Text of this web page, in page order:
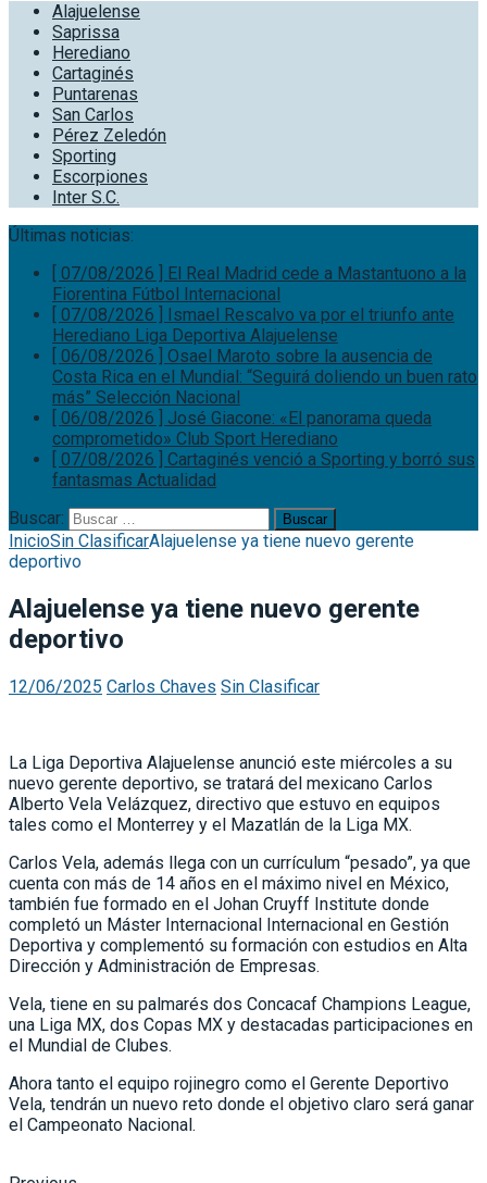
Alajuelense
Saprissa
Herediano
Cartaginés
Puntarenas
San Carlos
Pérez Zeledón
Sporting
Escorpiones
Inter S.C.
Últimas noticias:
[ 07/08/2026 ] El Real Madrid cede a Mastantuono a la
Fiorentina Fútbol Internacional
[ 07/08/2026 ] Ismael Rescalvo va por el triunfo ante
Herediano Liga Deportiva Alajuelense
[ 06/08/2026 ] Osael Maroto sobre la ausencia de
Costa Rica en el Mundial: “Seguirá doliendo un buen rato
más” Selección Nacional
[ 06/08/2026 ] José Giacone: «El panorama queda
comprometido» Club Sport Herediano
[ 07/08/2026 ] Cartaginés venció a Sporting y borró sus
fantasmas Actualidad
Buscar:
InicioSin ClasificarAlajuelense ya tiene nuevo gerente
deportivo
Alajuelense ya tiene nuevo gerente
deportivo
12/06/2025 Carlos Chaves Sin Clasificar
La Liga Deportiva Alajuelense anunció este miércoles a su
nuevo gerente deportivo, se tratará del mexicano Carlos
Alberto Vela Velázquez, directivo que estuvo en equipos
tales como el Monterrey y el Mazatlán de la Liga MX.
Carlos Vela, además llega con un currículum “pesado”, ya que
cuenta con más de 14 años en el máximo nivel en México,
también fue formado en el Johan Cruyff Institute donde
completó un Máster Internacional Internacional en Gestión
Deportiva y complementó su formación con estudios en Alta
Dirección y Administración de Empresas.
Vela, tiene en su palmarés dos Concacaf Champions League,
una Liga MX, dos Copas MX y destacadas participaciones en
el Mundial de Clubes.
Ahora tanto el equipo rojinegro como el Gerente Deportivo
Vela, tendrán un nuevo reto donde el objetivo claro será ganar
el Campeonato Nacional.